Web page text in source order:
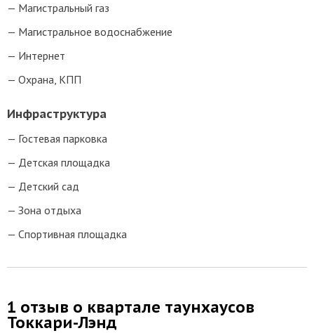
Магистральный газ
Магистральное водоснабжение
Интернет
Охрана, КПП
Инфраструктура
Гостевая парковка
Детская площадка
Детский сад
Зона отдыха
Спортивная площадка
1 отзыв о квартале таунхаусов
Токкари-Лэнд